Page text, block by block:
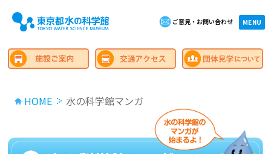
ご意見・お問い合わせ MENU
×close
HOME 水の科学館マンガ